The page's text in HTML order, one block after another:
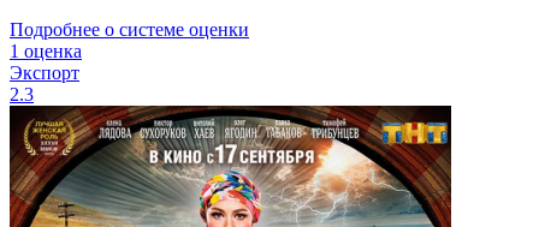
Подробнее о системе оценки
1 оценка
Экспорт
2.3